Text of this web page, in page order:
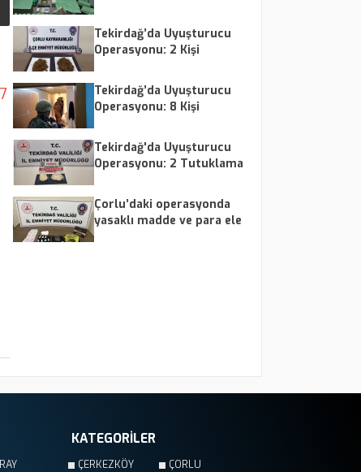
7
Tekirdağ’da Uyuşturucu
Operasyonu: 2 Kişi
Tekirdağ’da Uyuşturucu
Operasyonu: 8 Kişi
Tekirdağ'da Uyuşturucu
Operasyonu: 2 Tutuklama
Çorlu’daki operasyonda
yasaklı madde ve para ele
KATEGORİLER
ÇERKEZKÖY ÇORLU